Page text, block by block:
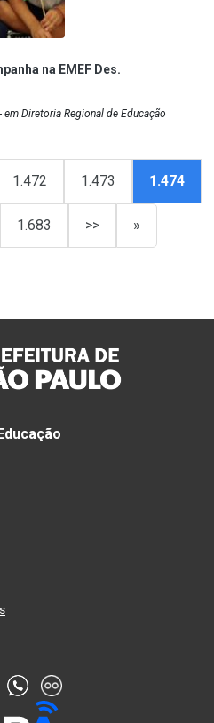
na EMEF Des.
Diretoria Regional de Educação
1.472 1.473 1.474
1.683 >> »